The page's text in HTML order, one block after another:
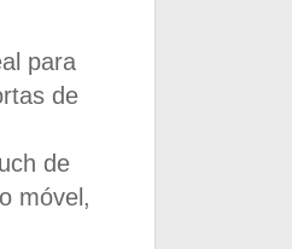
para
de
de
móvel,